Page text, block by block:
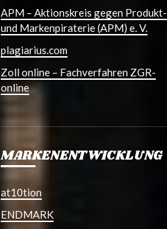
APM – Aktionskreis gegen Produkt-
und Markenpiraterie (APM) e. V.
plagiarius.com
Zoll online – Fachverfahren ZGR-
online
MARKENENTWICKLUNG
at10tion
ENDMARK